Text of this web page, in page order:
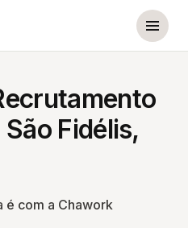
Fidélis,
é com a Chawork